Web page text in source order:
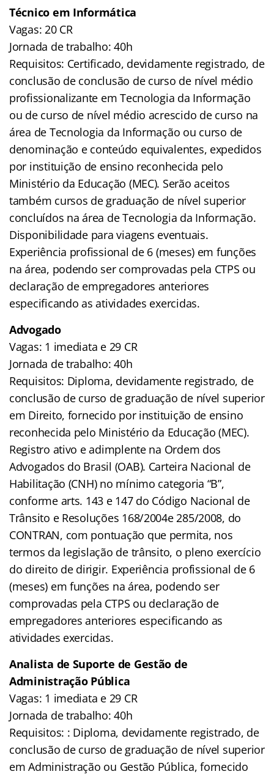
Técnico em Informática
Vagas: 20 CR
Jornada de trabalho: 40h
Requisitos: Certificado, devidamente registrado, de
conclusão de conclusão de curso de nível médio
profissionalizante em Tecnologia da Informação
ou de curso de nível médio acrescido de curso na
área de Tecnologia da Informação ou curso de
denominação e conteúdo equivalentes, expedidos
por instituição de ensino reconhecida pelo
Ministério da Educação (MEC). Serão aceitos
também cursos de graduação de nível superior
concluídos na área de Tecnologia da Informação.
Disponibilidade para viagens eventuais.
Experiência profissional de 6 (meses) em funções
na área, podendo ser comprovadas pela CTPS ou
declaração de empregadores anteriores
especificando as atividades exercidas.
Advogado
Vagas: 1 imediata e 29 CR
Jornada de trabalho: 40h
Requisitos: Diploma, devidamente registrado, de
conclusão de curso de graduação de nível superior
em Direito, fornecido por instituição de ensino
reconhecida pelo Ministério da Educação (MEC).
Registro ativo e adimplente na Ordem dos
Advogados do Brasil (OAB). Carteira Nacional de
Habilitação (CNH) no mínimo categoria “B”,
conforme arts. 143 e 147 do Código Nacional de
Trânsito e Resoluções 168/2004e 285/2008, do
CONTRAN, com pontuação que permita, nos
termos da legislação de trânsito, o pleno exercício
do direito de dirigir. Experiência profissional de 6
(meses) em funções na área, podendo ser
comprovadas pela CTPS ou declaração de
empregadores anteriores especificando as
atividades exercidas.
Analista de Suporte de Gestão de
Administração Pública
Vagas: 1 imediata e 29 CR
Jornada de trabalho: 40h
Requisitos: : Diploma, devidamente registrado, de
conclusão de curso de graduação de nível superior
em Administração ou Gestão Pública, fornecido